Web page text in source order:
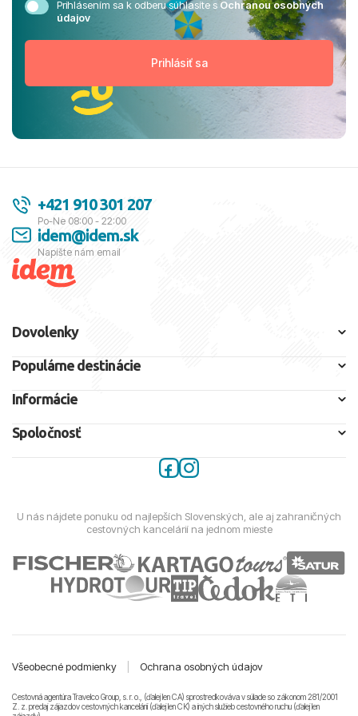
Prihlásením sa k odberu súhlasíte sOchranou osobných
údajov
+421 910 301 207
Po-Ne 08:00 - 22:00
idem@idem.sk
Napíšte nám email
Dovolenky
Populárne destinácie
Informácie
Spoločnosť
U nás nájdete ponuku od najlepších Slovenských, ale aj zahraničných
cestovných kancelárií na jednom mieste
Všeobecné podmienky Ochrana osobných údajov
Cestovná agentúra Travelco Group, s. r. o., (ďalej len CA) sprostredkováva v súlade so zákonom 281/2001
Z. z. predaj zájazdov cestovných kancelárii (ďalej len CK) a iných služieb cestovného ruchu (ďalej len